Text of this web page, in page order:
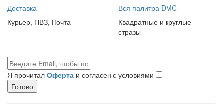
Доставка
Курьер, ПВЗ, Почта
Вся палитра DMC
Квадратные и круглые
стразы
Я прочитал Оферта и согласен с условиями
Готово